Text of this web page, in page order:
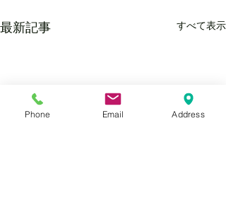
最新記事 すべて表示
Phone Email Address